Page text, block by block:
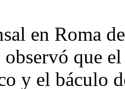
en Roma
que
y el báculo